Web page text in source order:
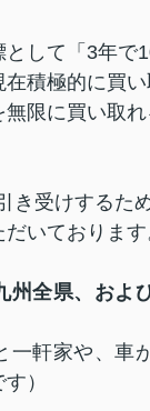
して「3年で
在積極的に買
無限に買い取
き受けするた
いております
全県、およ
一軒家や、車
）